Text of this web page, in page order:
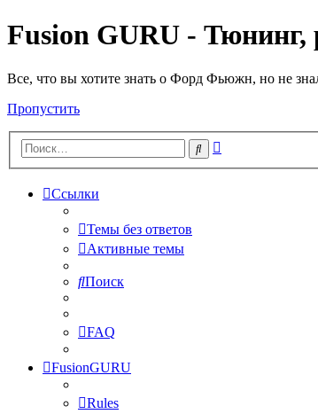
Fusion GURU - Тюнинг,
Все, что вы хотите знать о Форд Фьюжн, но не
Пропустить
Поиск
Ссылки
Темы без ответов
Активные темы
Поиск
FAQ
FusionGURU
Rules